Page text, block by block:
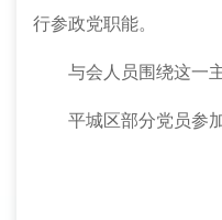
行参政党职能。
与会人员围绕这一
平城区部分党员参